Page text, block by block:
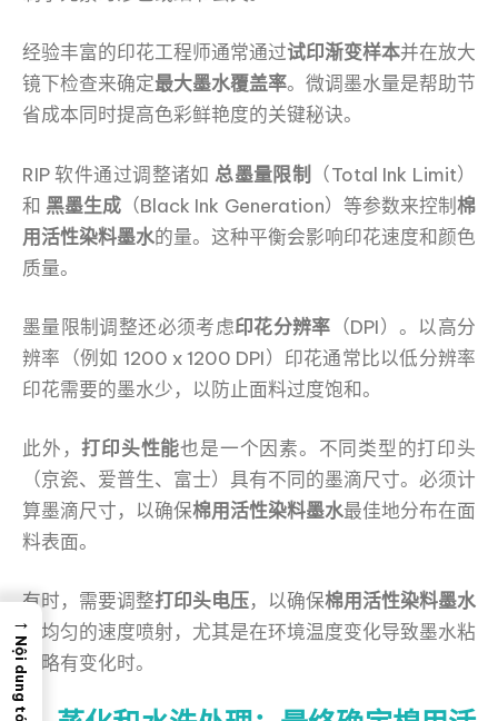
经验丰富的印花工程师通常通过试印渐变样本并在放大
镜下检查来确定最大墨水覆盖率。微调墨水量是帮助节
省成本同时提高色彩鲜艳度的关键秘诀。
RIP 软件通过调整诸如 总墨量限制
（Total Ink Limit）
和 黑墨生成 （Black Ink Generation）等参数来控制棉
用活性染料墨水的量。这种平衡会影响印花速度和颜色
质量。
墨量限制调整还必须考虑印花分辨率 （DPI）。以高分
辨率（例如 1200 x 1200 DPI）印花通常比以低分辨率
印花需要的墨水少，以防止面料过度饱和。
此外，打印头性能也是一个因素。不同类型的打印头
（京瓷、爱普生、富士）具有不同的墨滴尺寸。必须计
算墨滴尺寸，以确保棉用活性染料墨水最佳地分布在面
料表面。
有时，需要调整打印头电压，以确保棉用活性染料墨水
以均匀的速度喷射，尤其是在环境温度变化导致墨水粘
度略有变化时。
→